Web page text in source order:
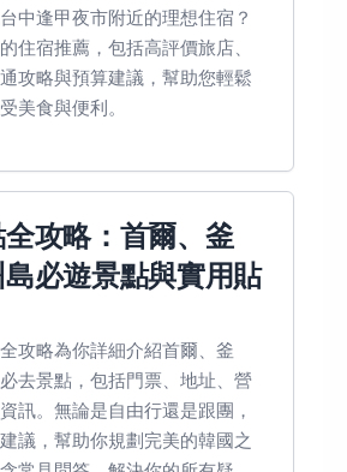
中逢甲夜市附近的理想住宿？
住宿推薦，包括高評價旅店、
攻略與預算建議，幫助您輕鬆
美食與便利。
攻略：首爾、釜
必遊景點與實用貼
攻略為你詳細介紹首爾、釜
去景點，包括門票、地址、營
訊。無論是自由行還是跟團，
議，幫助你規劃完美的韓國之